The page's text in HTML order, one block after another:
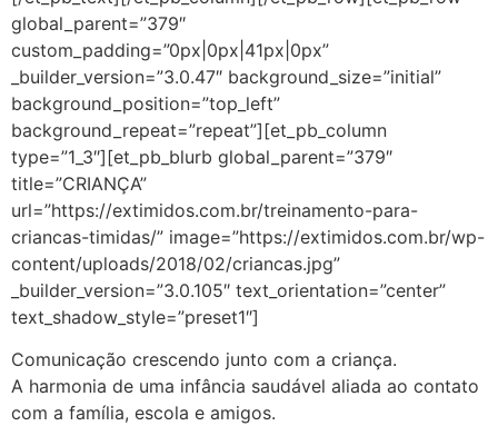
global_parent=”379″
custom_padding=”0px|0px|41px|0px”
_builder_version=”3.0.47″ background_size=”initial”
background_position=”top_left”
background_repeat=”repeat”][et_pb_column
type=”1_3″][et_pb_blurb global_parent=”379″
title=”CRIANÇA”
url=”https://extimidos.com.br/treinamento-para-
criancas-timidas/” image=”https://extimidos.com.br/wp-
content/uploads/2018/02/criancas.jpg”
_builder_version=”3.0.105″ text_orientation=”center”
text_shadow_style=”preset1″]
Comunicação crescendo junto com a criança.
A harmonia de uma infância saudável aliada ao contato
com a família, escola e amigos.